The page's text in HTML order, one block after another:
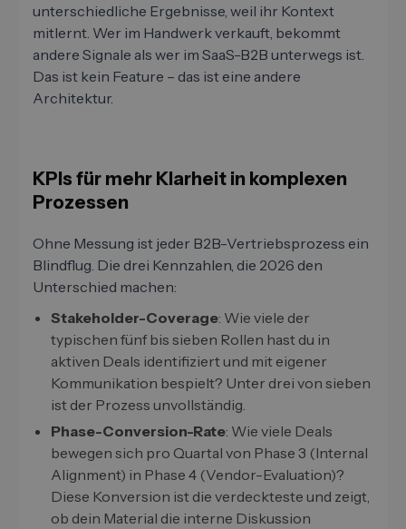
unterschiedliche Ergebnisse, weil ihr Kontext
mitlernt. Wer im Handwerk verkauft, bekommt
andere Signale als wer im SaaS-B2B unterwegs ist.
Das ist kein Feature – das ist eine andere
Architektur.
KPIs für mehr Klarheit in komplexen
Prozessen
Ohne Messung ist jeder B2B-Vertriebsprozess ein
Blindflug. Die drei Kennzahlen, die 2026 den
Unterschied machen:
Stakeholder-Coverage: Wie viele der
typischen fünf bis sieben Rollen hast du in
aktiven Deals identifiziert und mit eigener
Kommunikation bespielt? Unter drei von sieben
ist der Prozess unvollständig.
Phase-Conversion-Rate: Wie viele Deals
bewegen sich pro Quartal von Phase 3 (Internal
Alignment) in Phase 4 (Vendor-Evaluation)?
Diese Konversion ist die verdeckteste und zeigt,
ob dein Material die interne Diskussion